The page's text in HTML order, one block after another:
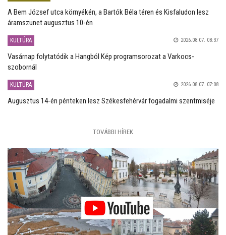
A Bem József utca környékén, a Bartók Béla téren és Kisfaludon lesz
áramszünet augusztus 10-én
KULTÚRA 2026.08.07. 08:37
Vasárnap folytatódik a Hangból Kép programsorozat a Varkocs-
szobornál
KULTÚRA 2026.08.07. 07:08
Augusztus 14-én pénteken lesz Székesfehérvár fogadalmi szentmiséje
TOVÁBBI HÍREK